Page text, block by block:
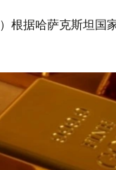
）根据哈萨克斯坦国